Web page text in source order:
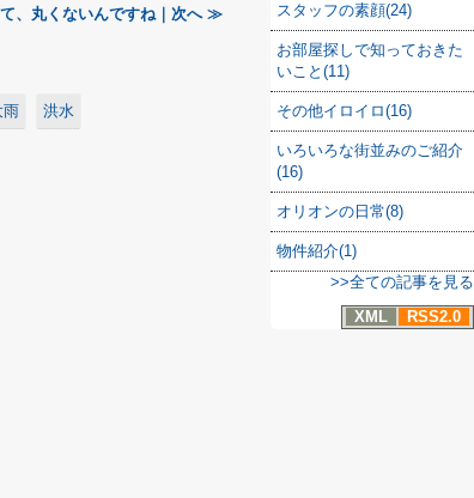
、丸くないんですね｜次へ ≫
雨 洪水
スタッフの素顔(24)
お部屋探しで知っておきた
いこと(11)
その他イロイロ(16)
いろいろな街並みのご紹介
(16)
オリオンの日常(8)
物件紹介(1)
>>全ての記事を見る
XML
RSS2.0